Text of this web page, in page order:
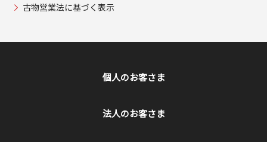
古物営業法に基づく表示
個人のお客さま
法人のお客さま